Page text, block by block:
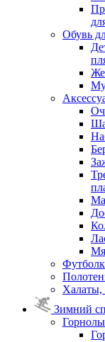
Обувь
Халаты,
Зимний